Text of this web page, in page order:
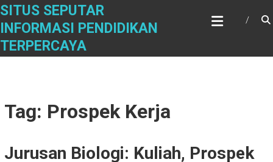
Skip
content
SITUS SEPUTAR
INFORMASI PENDIDIKAN
TERPERCAYA
Tag: Prospek Kerja
Jurusan Biologi: Kuliah, Prospek